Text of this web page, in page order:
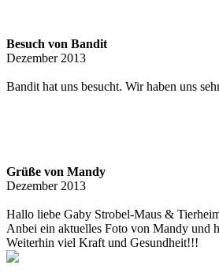
Besuch von Bandit
Dezember 2013
Bandit hat uns besucht. Wir haben uns
Grüße von Mandy
Dezember 2013
Hallo liebe Gaby Strobel-Maus &
Anbei ein aktuelles Foto von Mandy und
Weiterhin viel Kraft und Gesundheit!!!